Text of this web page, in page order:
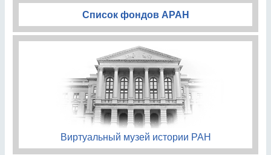
Список фондов АРАН
Виртуальный музей истории РАН